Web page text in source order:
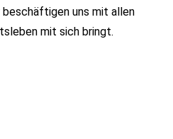
uns mit allen
mit sich bringt.